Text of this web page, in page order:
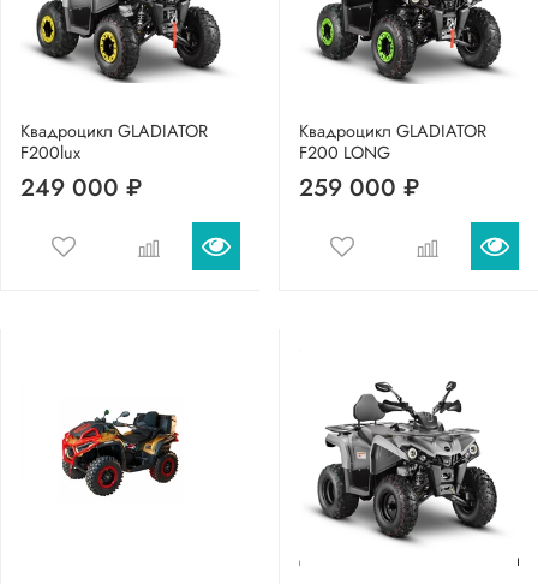
Квадроцикл GLADIATOR
F200lux
249 000 ₽
Квадроцикл GLADIATOR
F200 LONG
259 000 ₽